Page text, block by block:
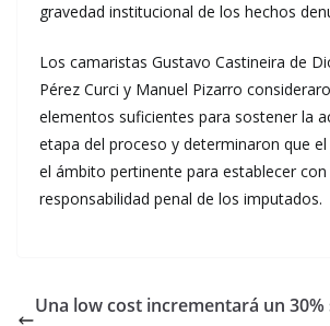
gravedad institucional de los hechos
Los camaristas Gustavo Castineira de
Pérez Curci y Manuel Pizarro
elementos suficientes para sostener la
etapa del proceso y determinaron que
el ámbito pertinente para establecer con
responsabilidad penal de los imputados.
Una low cost incrementará un